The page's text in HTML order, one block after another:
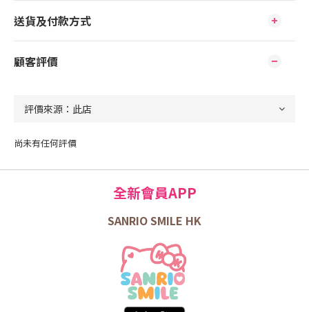
送貨及付款方式
顧客評價
尚未有任何評價
全新會員APP
SANRIO SMILE HK